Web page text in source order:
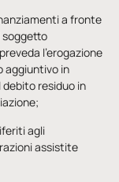
a fronte
soggetto
l’erogazione
aggiuntivo in
debito residuo in
agli
assistite